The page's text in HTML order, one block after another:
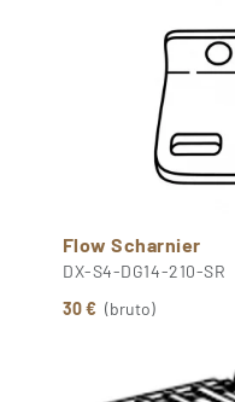
Flow Scharnier
DX-S4-DG14-210-SR
30 € (bruto)